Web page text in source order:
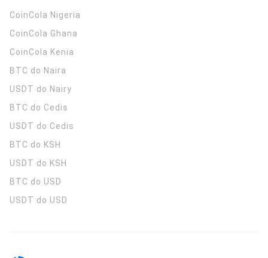
CoinCola Nigeria
CoinCola Ghana
CoinCola Kenia
BTC do Naira
USDT do Nairy
BTC do Cedis
USDT do Cedis
BTC do KSH
USDT do KSH
BTC do USD
USDT do USD